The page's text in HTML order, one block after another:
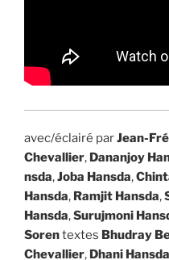
avec/éclairé parJean-
Chevallier, Dananjoy
nsda,Joba Hansda,
Hansda, Ramjit Hansda,
Hansda,Surujmoni
Sorentextes Bhudray
Chevallier, Dhani Hansda